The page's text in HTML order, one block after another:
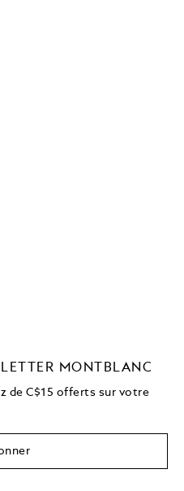
MONTBLANC
de C$15 offerts sur votre